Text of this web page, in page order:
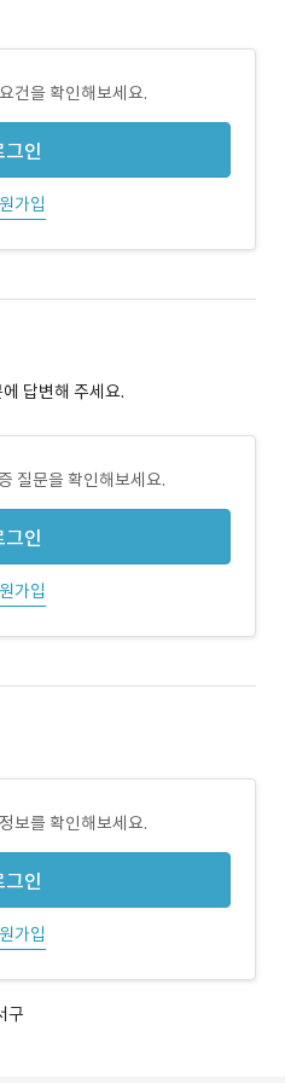
건을 확인해보세요.
그인
가입
답변해 주세요.
질문을 확인해보세요.
그인
가입
보를 확인해보세요.
그인
가입
구